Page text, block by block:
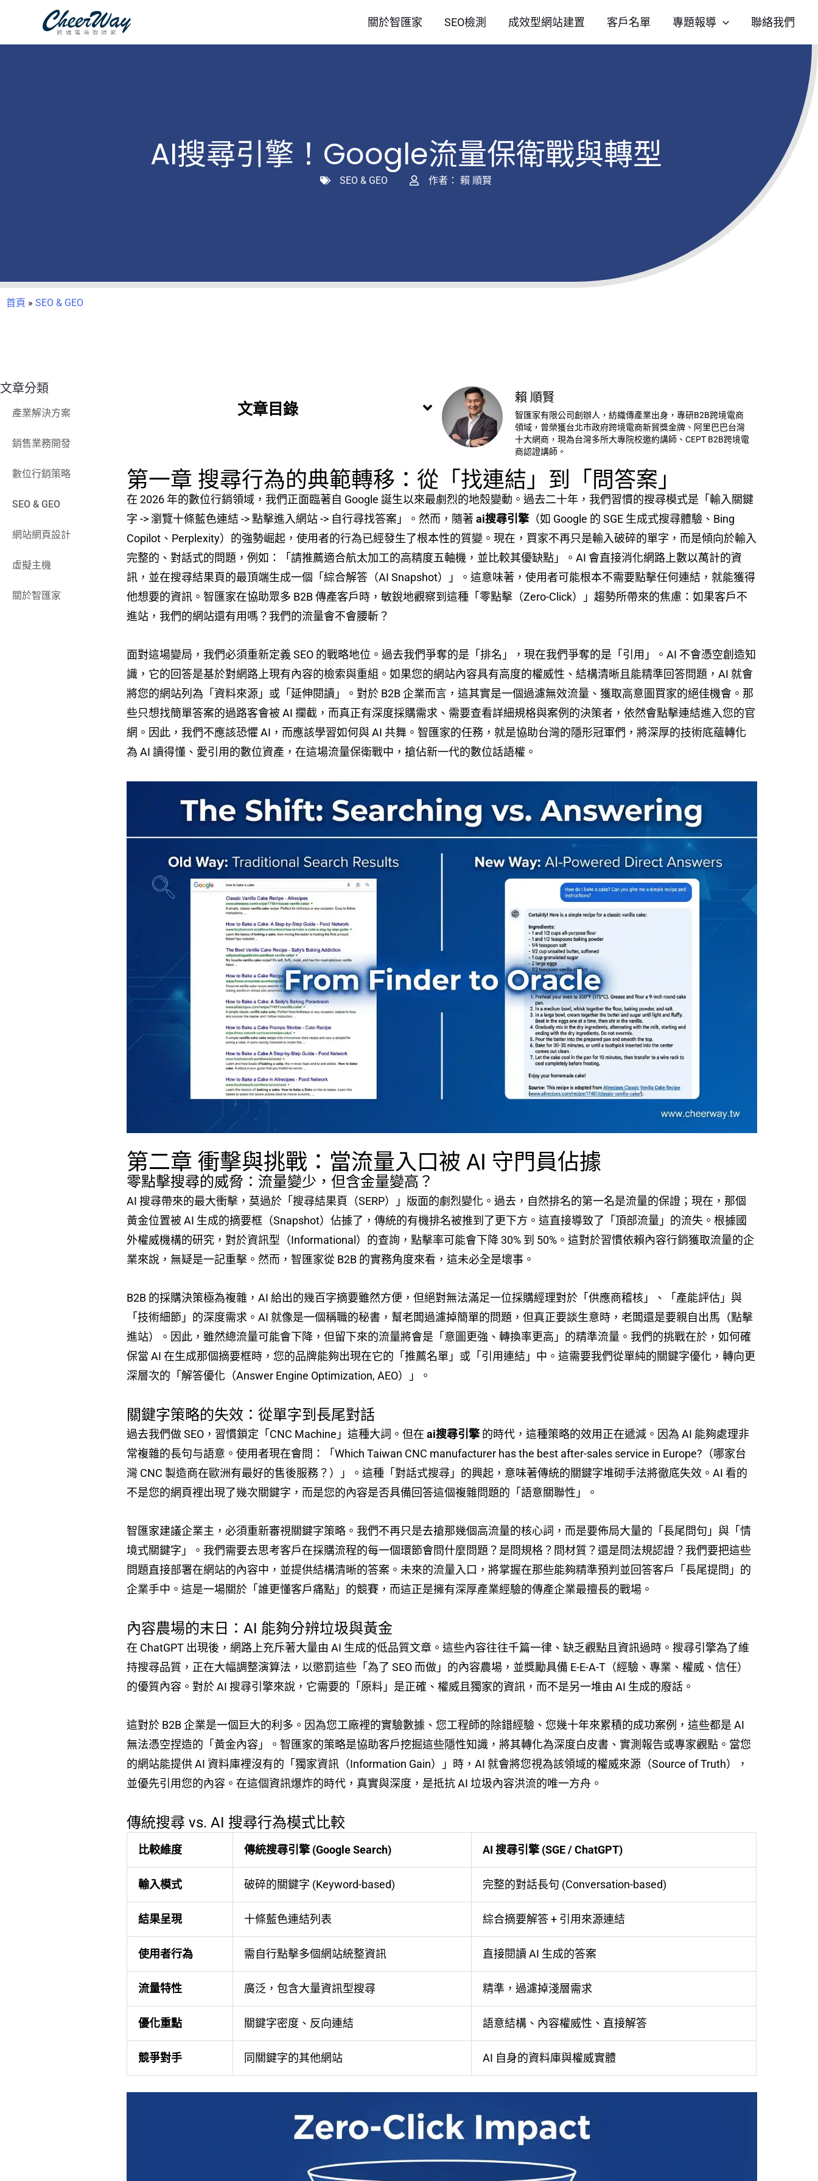
主
關於智匯家 SEO檢測 成效型網站建置 客戶名單 專題報導 聯絡我們
AI搜尋引擎！Google流量保衛戰與轉型
SEO & GEO 作者： 賴 順賢
首頁 » SEO & GEO
文章分類
產業解決方案
銷售業務開發
數位行銷策略
SEO & GEO
網站網頁設計
虛擬主機
關於智匯家
文章目錄
賴 順賢
智匯家有限公司創辦人，紡織傳產業出身，專研B2B跨境電商
領域，曾榮獲台北市政府跨境電商新貿獎金牌、阿里巴巴台灣
十大網商，現為台灣多所大專院校邀約講師、CEPT B2B跨境電
商認證講師。
第一章 搜尋行為的典範轉移：從「找連結」到「問答案」
在 2026 年的數位行銷領域，我們正面臨著自 Google 誕生以來最劇烈的地殼變動。過去二十年，我們習慣的搜尋模式是「輸入關鍵
字 -> 瀏覽十條藍色連結 -> 點擊進入網站 -> 自行尋找答案」。然而，隨著ai搜尋引擎（如 Google 的 SGE 生成式搜尋體驗、Bing
Copilot、Perplexity）的強勢崛起，使用者的行為已經發生了根本性的質變。現在，買家不再只是輸入破碎的單字，而是傾向於輸入
完整的、對話式的問題，例如：「請推薦適合航太加工的高精度五軸機，並比較其優缺點」。AI 會直接消化網路上數以萬計的資
訊，並在搜尋結果頁的最頂端生成一個「綜合解答（AI Snapshot）」。這意味著，使用者可能根本不需要點擊任何連結，就能獲得
他想要的資訊。智匯家在協助眾多 B2B 傳產客戶時，敏銳地觀察到這種「零點擊（Zero-Click）」趨勢所帶來的焦慮：如果客戶不
進站，我們的網站還有用嗎？我們的流量會不會腰斬？
面對這場變局，我們必須重新定義 SEO 的戰略地位。過去我們爭奪的是「排名」，現在我們爭奪的是「引用」。AI 不會憑空創造知
識，它的回答是基於對網路上現有內容的檢索與重組。如果您的網站內容具有高度的權威性、結構清晰且能精準回答問題，AI 就會
將您的網站列為「資料來源」或「延伸閱讀」。對於 B2B 企業而言，這其實是一個過濾無效流量、獲取高意圖買家的絕佳機會。那
些只想找簡單答案的過路客會被 AI 攔截，而真正有深度採購需求、需要查看詳細規格與案例的決策者，依然會點擊連結進入您的官
網。因此，我們不應該恐懼 AI，而應該學習如何與 AI 共舞。智匯家的任務，就是協助台灣的隱形冠軍們，將深厚的技術底蘊轉化
為 AI 讀得懂、愛引用的數位資產，在這場流量保衛戰中，搶佔新一代的數位話語權。
第二章 衝擊與挑戰：當流量入口被 AI 守門員佔據
零點擊搜尋的威脅：流量變少，但含金量變高？
AI 搜尋帶來的最大衝擊，莫過於「搜尋結果頁（SERP）」版面的劇烈變化。過去，自然排名的第一名是流量的保證；現在，那個
黃金位置被 AI 生成的摘要框（Snapshot）佔據了，傳統的有機排名被推到了更下方。這直接導致了「頂部流量」的流失。根據國
外權威機構的研究，對於資訊型（Informational）的查詢，點擊率可能會下降 30% 到 50%。這對於習慣依賴內容行銷獲取流量的企
業來說，無疑是一記重擊。然而，智匯家從 B2B 的實務角度來看，這未必全是壞事。
B2B 的採購決策極為複雜，AI 給出的幾百字摘要雖然方便，但絕對無法滿足一位採購經理對於「供應商稽核」、「產能評估」與
「技術細節」的深度需求。AI 就像是一個稱職的秘書，幫老闆過濾掉簡單的問題，但真正要談生意時，老闆還是要親自出馬（點擊
進站）。因此，雖然總流量可能會下降，但留下來的流量將會是「意圖更強、轉換率更高」的精準流量。我們的挑戰在於，如何確
保當 AI 在生成那個摘要框時，您的品牌能夠出現在它的「推薦名單」或「引用連結」中。這需要我們從單純的關鍵字優化，轉向更
深層次的「解答優化（Answer Engine Optimization, AEO）」。
關鍵字策略的失效：從單字到長尾對話
過去我們做 SEO，習慣鎖定「CNC Machine」這種大詞。但在ai搜尋引擎的時代，這種策略的效用正在遞減。因為 AI 能夠處理非
常複雜的長句与語意。使用者現在會問：「Which Taiwan CNC manufacturer has the best after-sales service in Europe?（哪家台
灣 CNC 製造商在歐洲有最好的售後服務？）」。這種「對話式搜尋」的興起，意味著傳統的關鍵字堆砌手法將徹底失效。AI 看的
不是您的網頁裡出現了幾次關鍵字，而是您的內容是否具備回答這個複雜問題的「語意關聯性」。
智匯家建議企業主，必須重新審視關鍵字策略。我們不再只是去搶那幾個高流量的核心詞，而是要佈局大量的「長尾問句」與「情
境式關鍵字」。我們需要去思考客戶在採購流程的每一個環節會問什麼問題？是問規格？問材質？還是問法規認證？我們要把這些
問題直接部署在網站的內容中，並提供結構清晰的答案。未來的流量入口，將掌握在那些能夠精準預判並回答客戶「長尾提問」的
企業手中。這是一場關於「誰更懂客戶痛點」的競賽，而這正是擁有深厚產業經驗的傳產企業最擅長的戰場。
內容農場的末日：AI 能夠分辨垃圾與黃金
在 ChatGPT 出現後，網路上充斥著大量由 AI 生成的低品質文章。這些內容往往千篇一律、缺乏觀點且資訊過時。搜尋引擎為了維
持搜尋品質，正在大幅調整演算法，以懲罰這些「為了 SEO 而做」的內容農場，並獎勵具備 E-E-A-T（經驗、專業、權威、信任）
的優質內容。對於 AI 搜尋引擎來說，它需要的「原料」是正確、權威且獨家的資訊，而不是另一堆由 AI 生成的廢話。
這對於 B2B 企業是一個巨大的利多。因為您工廠裡的實驗數據、您工程師的除錯經驗、您幾十年來累積的成功案例，這些都是 AI
無法憑空捏造的「黃金內容」。智匯家的策略是協助客戶挖掘這些隱性知識，將其轉化為深度白皮書、實測報告或專家觀點。當您
的網站能提供 AI 資料庫裡沒有的「獨家資訊（Information Gain）」時，AI 就會將您視為該領域的權威來源（Source of Truth），
並優先引用您的內容。在這個資訊爆炸的時代，真實與深度，是抵抗 AI 垃圾內容洪流的唯一方舟。
傳統搜尋 vs. AI 搜尋行為模式比較
比較維度 傳統搜尋引擎 (Google Search) AI 搜尋引擎 (SGE / ChatGPT)
輸入模式 破碎的關鍵字 (Keyword-based) 完整的對話長句 (Conversation-based)
結果呈現 十條藍色連結列表 綜合摘要解答 + 引用來源連結
使用者行為 需自行點擊多個網站統整資訊 直接閱讀 AI 生成的答案
流量特性 廣泛，包含大量資訊型搜尋 精準，過濾掉淺層需求
優化重點 關鍵字密度、反向連結 語意結構、內容權威性、直接解答
競爭對手 同關鍵字的其他網站 AI 自身的資料庫與權威實體